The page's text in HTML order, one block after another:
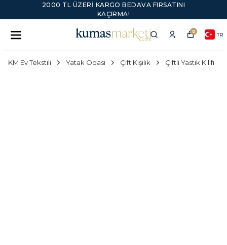
2000 TL ÜZERI KARGO BEDAVA FIRSATINI
KAÇIRMA!
0 TR
KM Ev Tekstili Yatak Odası Çift Kişilik Çiftli Yastık Kılıfı